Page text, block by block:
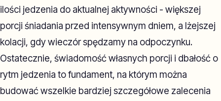
ilości jedzenia do aktualnej aktywności - większej
porcji śniadania przed intensywnym dniem, a lżejszej
kolacji, gdy wieczór spędzamy na odpoczynku.
Ostatecznie, świadomość własnych porcji i dbałość o
rytm jedzenia to fundament, na którym można
budować wszelkie bardziej szczegółowe zalecenia